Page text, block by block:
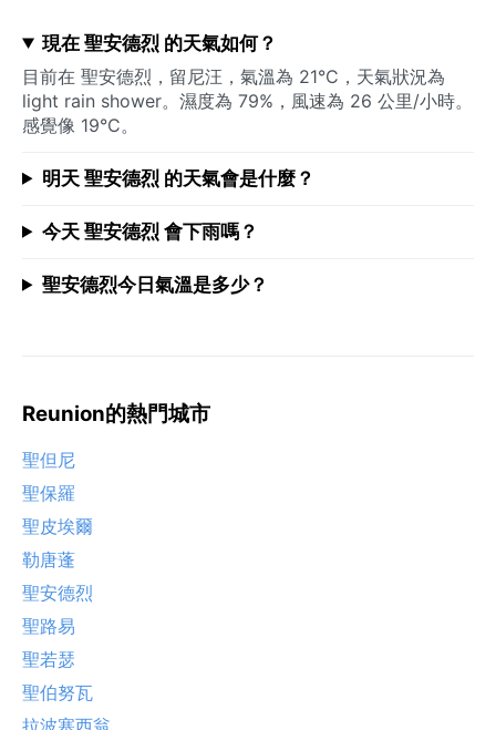
現在 聖安德烈 的天氣如何？
目前在 聖安德烈，留尼汪，氣溫為 21°C，天氣狀況為
light rain shower。濕度為 79%，風速為 26 公里/小時。
感覺像 19°C。
明天 聖安德烈 的天氣會是什麼？
今天 聖安德烈 會下雨嗎？
聖安德烈今日氣溫是多少？
Reunion的熱門城市
聖但尼
聖保羅
聖皮埃爾
勒唐蓬
聖安德烈
聖路易
聖若瑟
聖伯努瓦